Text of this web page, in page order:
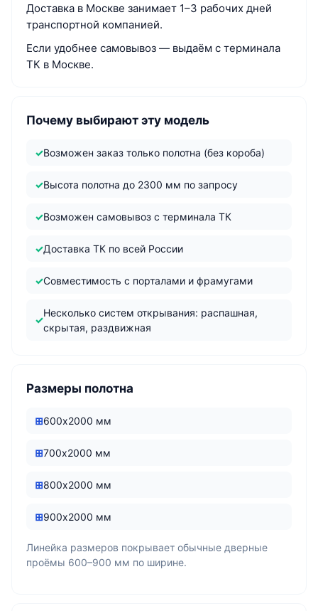
Доставка в Москве занимает 1–3 рабочих дней
транспортной компанией.
Если удобнее самовывоз — выдаём с терминала
ТК в Москве.
Почему выбирают эту модель
Возможен заказ только полотна (без короба)
Высота полотна до 2300 мм по запросу
Возможен самовывоз с терминала ТК
Доставка ТК по всей России
Совместимость с порталами и фрамугами
Несколько систем открывания: распашная,
скрытая, раздвижная
Размеры полотна
600х2000 мм
700х2000 мм
800х2000 мм
900х2000 мм
Линейка размеров покрывает обычные дверные
проёмы 600–900 мм по ширине.